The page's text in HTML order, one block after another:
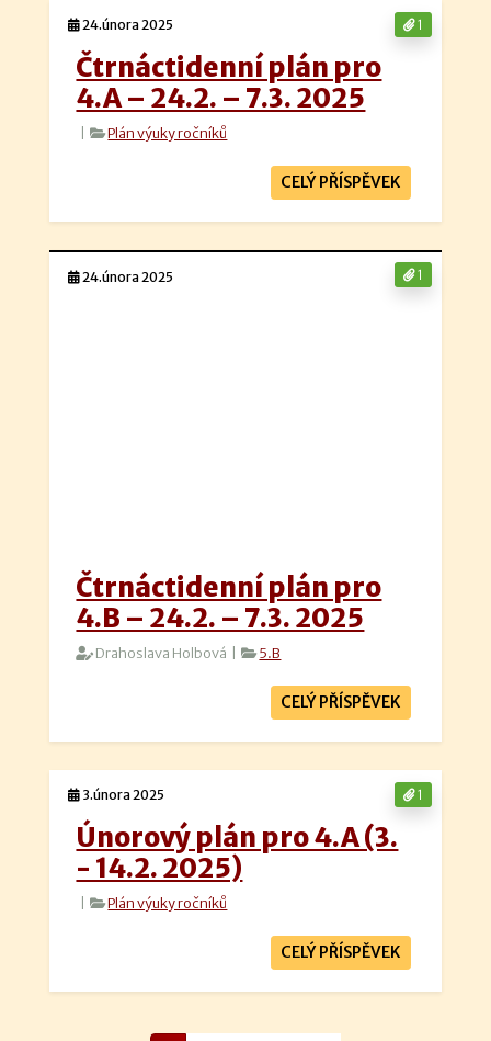
1
24.února 2025
Čtrnáctidenní plán pro
4.A – 24.2. – 7.3. 2025
| Plán výuky ročníků
CELÝ PŘÍSPĚVEK
1
24.února 2025
Čtrnáctidenní plán pro
4.B – 24.2. – 7.3. 2025
Drahoslava Holbová | 5.B
CELÝ PŘÍSPĚVEK
1
3.února 2025
Únorový plán pro 4.A (3.
- 14.2. 2025)
| Plán výuky ročníků
CELÝ PŘÍSPĚVEK